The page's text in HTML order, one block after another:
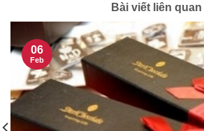
Bài viết liên quan
06
Feb